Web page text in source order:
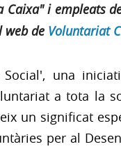
i empleats
web de Voluntariat
una
a tota la
un significat
per al